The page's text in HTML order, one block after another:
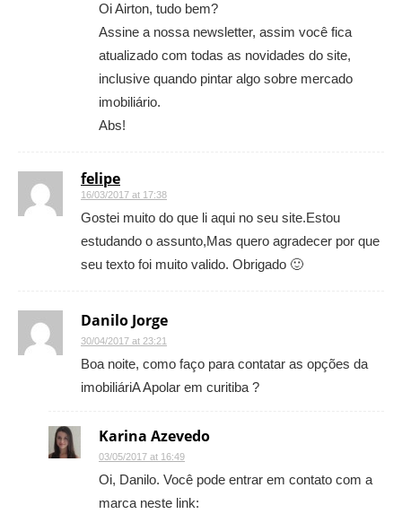
Oi Airton, tudo bem?
Assine a nossa newsletter, assim você fica
atualizado com todas as novidades do site,
inclusive quando pintar algo sobre mercado
imobiliário.
Abs!
felipe
16/03/2017 at 17:38
Gostei muito do que li aqui no seu site.Estou
estudando o assunto,Mas quero agradecer por que
seu texto foi muito valido. Obrigado 🙂
Danilo Jorge
30/04/2017 at 23:21
Boa noite, como faço para contatar as opções da
imobiliáriA Apolar em curitiba ?
Karina Azevedo
03/05/2017 at 16:49
Oi, Danilo. Você pode entrar em contato com a
marca neste link: